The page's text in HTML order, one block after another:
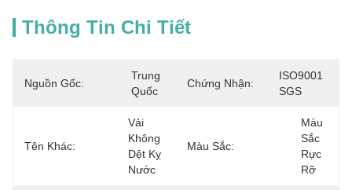
Thông Tin Chi Tiết
Nguồn Gốc:
Trung
Quốc
Chứng Nhận:
ISO9001
SGS
Tên Khác:
Vải
Không
Dệt Kỵ
Nước
Màu Sắc:
Màu
Sắc
Rực
Rỡ